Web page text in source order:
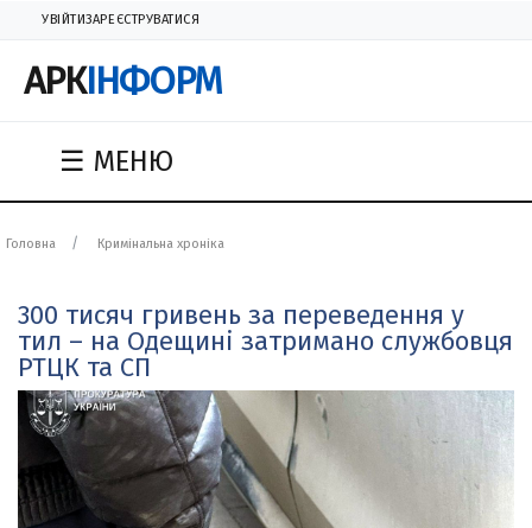
УВІЙТИЗАРЕЄСТРУВАТИСЯ
АРКІНФОРМ
☰ МЕНЮ
Головна Кримінальна хроніка
300 тисяч гривень за переведення у
тил – на Одещині затримано службовця
РТЦК та СП